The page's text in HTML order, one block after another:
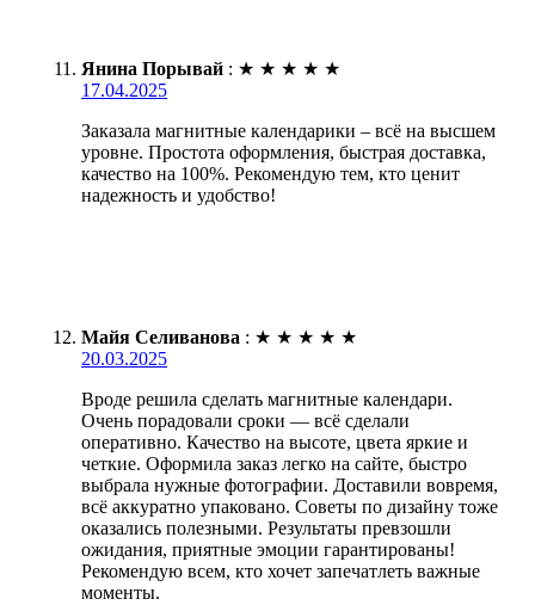
Янина Порывай : ★ ★ ★ ★ ★
17.04.2025
Заказала магнитные календарики – всё на высшем
уровне. Простота оформления, быстрая доставка,
качество на 100%. Рекомендую тем, кто ценит
надежность и удобство!
Майя Селиванова : ★ ★ ★ ★ ★
20.03.2025
Вроде решила сделать магнитные календари.
Очень порадовали сроки — всё сделали
оперативно. Качество на высоте, цвета яркие и
четкие. Оформила заказ легко на сайте, быстро
выбрала нужные фотографии. Доставили вовремя,
всё аккуратно упаковано. Советы по дизайну тоже
оказались полезными. Результаты превзошли
ожидания, приятные эмоции гарантированы!
Рекомендую всем, кто хочет запечатлеть важные
моменты.